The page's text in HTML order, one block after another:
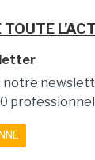
TOUTE
notre